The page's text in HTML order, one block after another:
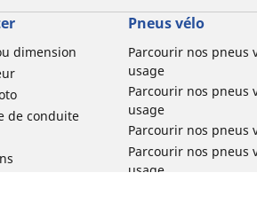
dimension
de conduite
Pneus vélo
Parcourir nos pneus
usage
Parcourir nos pneus
usage
Parcourir nos pneus
Parcourir nos pneus
usage